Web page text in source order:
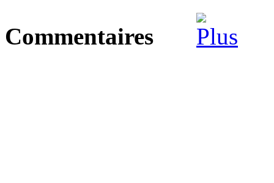
Commentaires